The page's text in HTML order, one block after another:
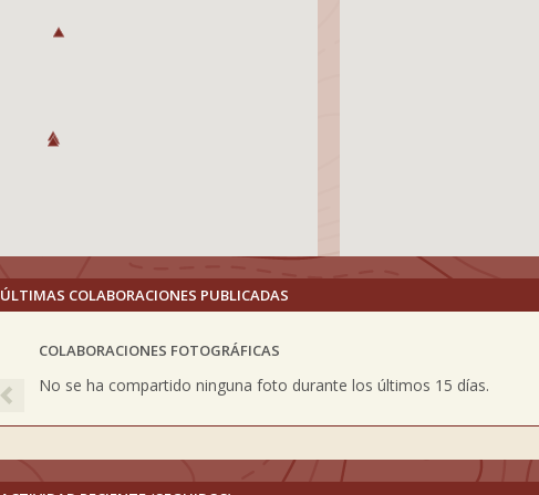
ÚLTIMAS COLABORACIONES PUBLICADAS
COLABORACIONES FOTOGRÁFICAS
No se ha compartido ninguna foto durante los últimos 15 días.
Previous